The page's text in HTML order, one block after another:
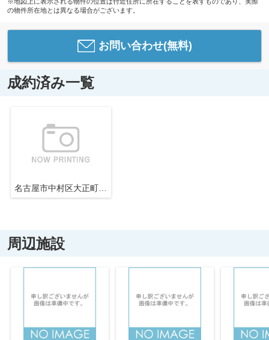
の物件所在地とは異なる場合がございます。
お問い合わせ(無料)
成約済み一覧
名古屋市中村区大正町2丁目29−1【仲介手数料無料】新築一戸建て
周辺施設